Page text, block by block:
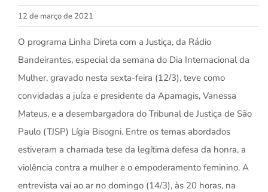
12 de março de 2021
O programa Linha Direta com a Justiça, da Rádio
Bandeirantes, especial da semana do Dia Internacional da
Mulher, gravado nesta sexta-feira (12/3), teve como
convidadas a juíza e presidente da Apamagis, Vanessa
Mateus, e a desembargadora do Tribunal de Justiça de São
Paulo (TJSP) Lígia Bisogni. Entre os temas abordados
estiveram a chamada tese da legítima defesa da honra, a
violência contra a mulher e o empoderamento feminino. A
entrevista vai ao ar no domingo (14/3), às 20 horas, na